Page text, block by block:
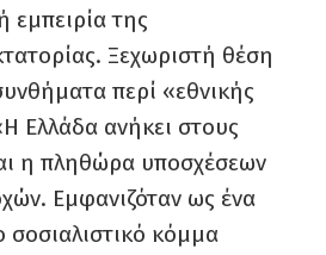
εμπειρία της
Ξεχωριστή θέση
περί «εθνικής
Ελλάδα ανήκει στους
η πληθώρα υποσχέσεων
Εμφανιζόταν ως ένα
κόμμα